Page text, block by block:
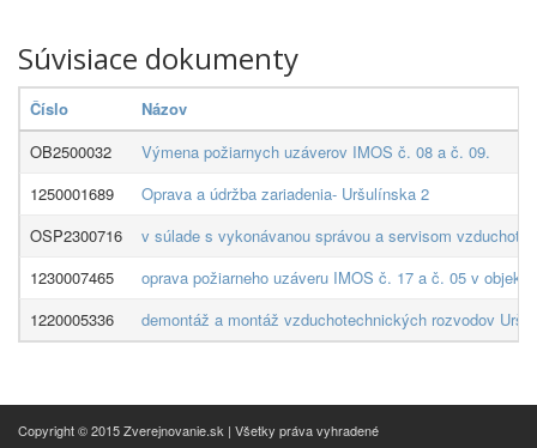
Súvisiace dokumenty
Číslo
Názov
OB2500032
Výmena požiarnych uzáverov IMOS č. 08 a č. 09.
1250001689
Oprava a údržba zariadenia- Uršulínska 2
OSP2300716
v súlade s vykonávanou správou a servisom
1230007465
oprava požiarneho uzáveru IMOS č. 17 a č. 05 v
1220005336
demontáž a montáž vzduchotechnických rozvodov
Copyright © 2015 Zverejnovanie.sk | Všetky práva vyhradené